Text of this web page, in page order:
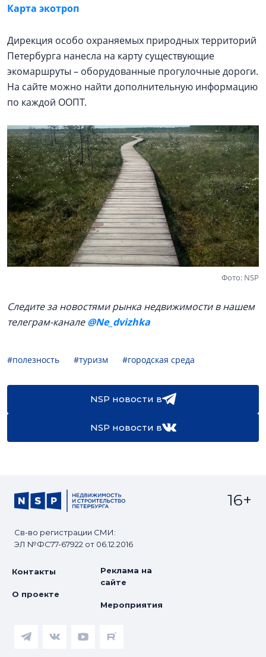
Карта экотроп
Дирекция особо охраняемых природных территорий
Петербурга нанесла на карту существующие
экомаршруты – оборудованные прогулочные дороги.
На сайте можно найти дополнительную информацию
по каждой ООПТ.
Фото: NSP
Следите за новостями рынка недвижимости в нашем
телеграм-канале@Ne_dvizhka
#полезность #туризм #городская среда
NSP новости в
NSP новости в
Св-во регистрации СМИ:
ЭЛ №ФС77-67922 от 06.12.2016
16+
Контакты
О проекте
Реклама на
сайте
Мероприятия